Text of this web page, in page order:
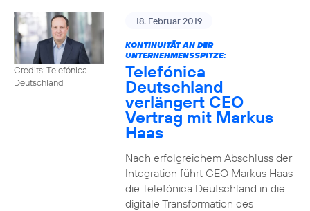
Credits: Telefónica
Deutschland
18. Februar 2019
KONTINUITÄT AN DER
UNTERNEHMENSSPITZE:
Telefónica
Deutschland
verlängert CEO
Vertrag mit Markus
Haas
Nach erfolgreichem Abschluss der
Integration führt CEO Markus Haas
die Telefónica Deutschland in die
digitale Transformation des